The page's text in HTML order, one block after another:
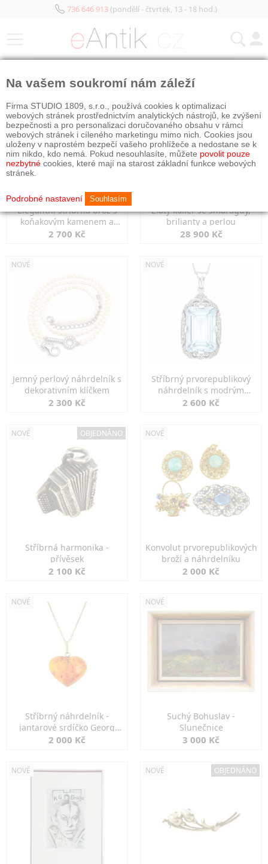
736 646 913(pondělí - čtvrtek, 13 - 18 hod.)
Elegantní stříbrná brož s
koňakovým kamenem a
markazity
2 700 Kč
Zlatý kolier se smaragdy,
brilianty a perlou
28 900 Kč
NOVÉ
Jemný perlový náhrdelník s
dekorativním klíčkem
2 300 Kč
NOVÉ
Stříbrný prvorepublikový
náhrdelník s modrým
spinelem
2 600 Kč
NOVÉ OBJEDNÁNO
Stříbrná harmonika -
přívěsek
2 100 Kč
NOVÉ
Konvolut prvorepublikových
broží a náhrdelníku
2 000 Kč
NOVÉ
Stříbrný náhrdelník -
jantarové srdíčko Georg
Kramer
2 000 Kč
NOVÉ
Suchý Bohuslav -
Slunečnice
3 000 Kč
NOVÉ NOVÉ OBJEDNÁNO
Na vašem soukromí nám záleží
Firma STUDIO 1809, s.r.o., používá cookies k optimalizaci
webových stránek prostřednictvím analytických nástrojů, ke zvýšení
bezpečnosti a pro personalizaci doručovaného obsahu v rámci
webových stránek i cíleného marketingu mimo nich. Cookies jsou
uloženy v naprostém bezpečí vašeho prohlížeče a nedostane se k
nim nikdo, kdo nemá. Pokud nesouhlasíte, můžete povolit pouze
nezbytné cookies, které mají na starost základní funkce webových
stránek.
Podrobné nastavení Souhlasím